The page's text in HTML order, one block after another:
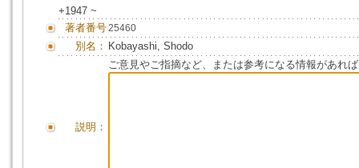
+1947 ~
著者番号25460
別名： Kobayashi, Shodo
説明：
ご意見やご指摘など、または参考になる情報があれ